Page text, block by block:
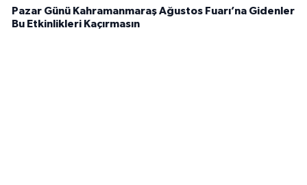
Pazar Günü Kahramanmaraş Ağustos Fuarı’na Gidenler
Bu Etkinlikleri Kaçırmasın